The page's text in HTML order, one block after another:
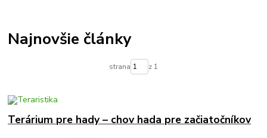
Najnovšie články
strana z 1
Terárium pre hady – chov hada pre začiatočníkov